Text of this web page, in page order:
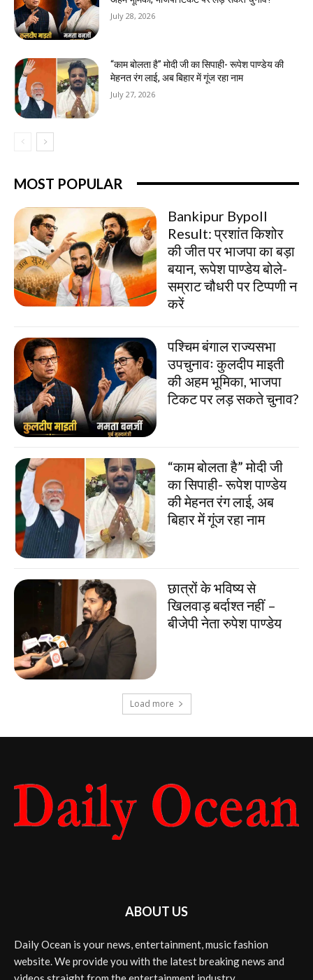
July 28, 2026
“काम बोलता है” मोदी जी का सिपाही- रूपेश पाण्डेय की
मेहनत रंग लाई, अब बिहार में गूंज रहा नाम
July 27, 2026
MOST POPULAR
Bankipur Bypoll
Result: प्रशांत किशोर
की जीत पर भाजपा का बड़ा
बयान, रूपेश पाण्डेय बोले-
सम्राट चौधरी पर टिप्पणी न
करें
पश्चिम बंगाल राज्यसभा
उपचुनावः कुलदीप माइती
की अहम भूमिका, भाजपा
टिकट पर लड़ सकते चुनाव?
“काम बोलता है” मोदी जी
का सिपाही- रूपेश पाण्डेय
की मेहनत रंग लाई, अब
बिहार में गूंज रहा नाम
छात्रों के भविष्य से
खिलवाड़ बर्दाश्त नहीं –
बीजेपी नेता रुपेश पाण्डेय
Load more
ABOUT US
Daily Ocean is your news, entertainment, music fashion
website. We provide you with the latest breaking news and